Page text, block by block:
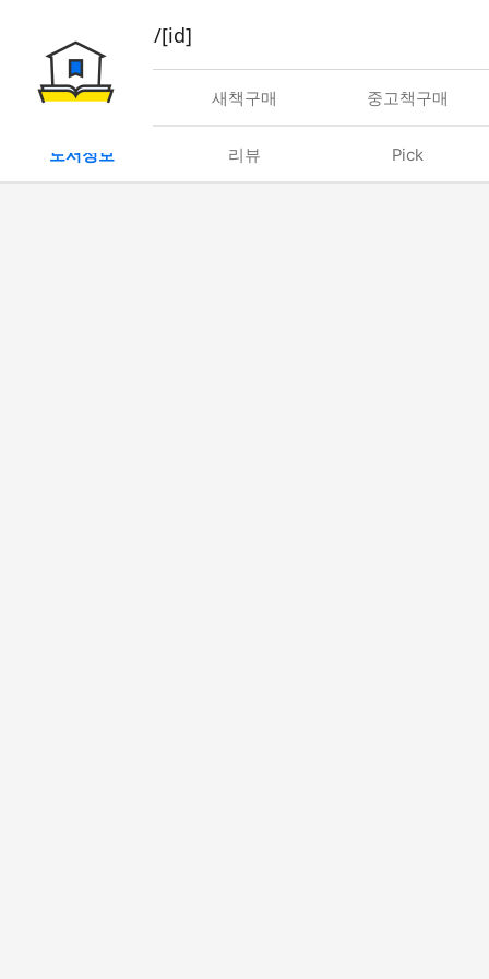
book/rent/[id]
대여 새책구매 중고책구매
도서정보 리뷰 Pick